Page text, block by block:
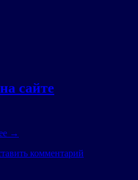
сайте
→
комментарий